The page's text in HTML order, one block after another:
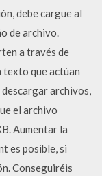
debe cargue al
de archivo.
a través de
texto que actúan
archivos,
el archivo
Aumentar la
es posible, si
Conseguiréis